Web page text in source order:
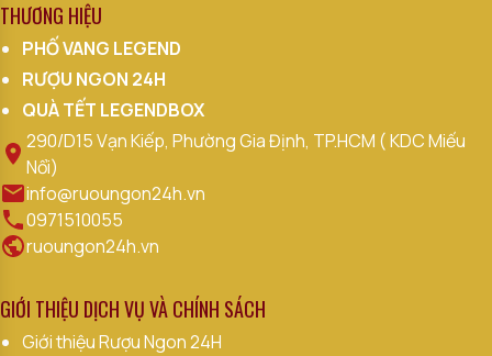
THƯƠNG HIỆU
PHỐ VANG LEGEND
RƯỢU NGON 24H
QUÀ TẾT LEGENDBOX
290/D15 Vạn Kiếp, Phường Gia Định, TP.HCM ( KDC Miếu
Nổi)
info@ruoungon24h.vn
0971510055
ruoungon24h.vn
GIỚI THIỆU DỊCH VỤ VÀ CHÍNH SÁCH
Giới thiệu Rượu Ngon 24H